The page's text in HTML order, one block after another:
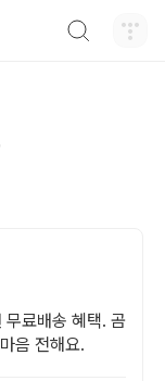
무료배송 혜택. 곰
음 전해요.